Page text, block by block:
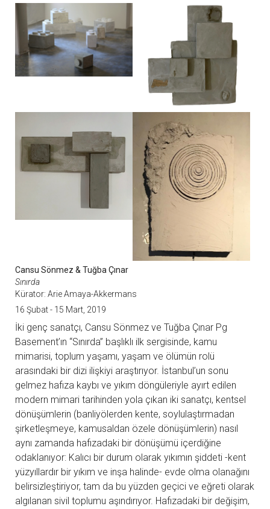
Cansu Sönmez & Tuğba Çınar
Sınırda
Kürator: Arie Amaya-Akkermans
16 Şubat - 15 Mart, 2019
İki genç sanatçı, Cansu Sönmez ve Tuğba Çınar Pg
Basement’ın “Sınırda” başlıklı ilk sergisinde, kamu
mimarisi, toplum yaşamı, yaşam ve ölümün rolü
arasındaki bir dizi ilişkiyi araştırıyor. İstanbul’un sonu
gelmez hafıza kaybı ve yıkım döngüleriyle ayırt edilen
modern mimari tarihinden yola çıkan iki sanatçı, kentsel
dönüşümlerin (banliyölerden kente, soylulaştırmadan
şirketleşmeye, kamusaldan özele dönüşümlerin) nasıl
aynı zamanda hafızadaki bir dönüşümü içerdiğine
odaklanıyor: Kalıcı bir durum olarak yıkımın şiddeti -kent
yüzyıllardır bir yıkım ve inşa halinde- evde olma olanağını
belirsizleştiriyor, tam da bu yüzden geçici ve eğreti olarak
algılanan sivil toplumu aşındırıyor. Hafızadaki bir değişim,